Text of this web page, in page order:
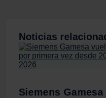
información sobre el uso
nuestros partners de
web, quienes pueden
Noticias
Siemens